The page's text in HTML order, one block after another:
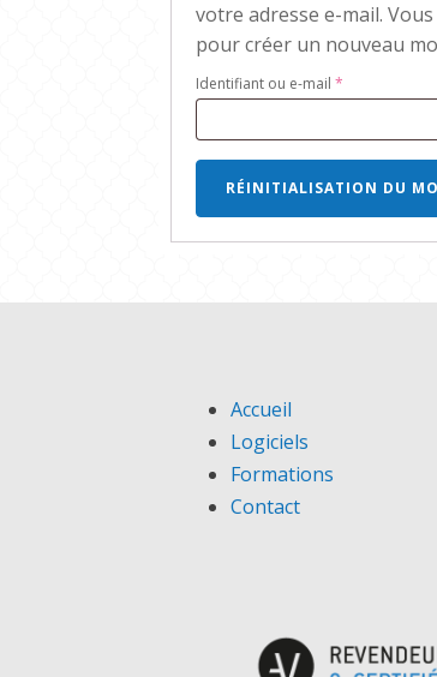
votre adresse e-mail.
pour créer un nouveau
Identifiant ou e-mail *
RÉINITIALISATION DU
Accueil
Logiciels
Formations
Contact